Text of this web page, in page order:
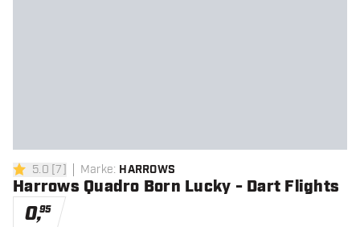
5 Bewertungssterne
5.0 [7] Marke: HARROWS
Harrows Quadro Born Lucky - Dart Flights
0,95